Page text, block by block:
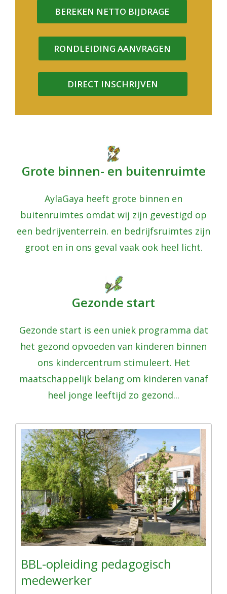
BEREKEN NETTO BIJDRAGE
RONDLEIDING AANVRAGEN
DIRECT INSCHRIJVEN
Grote binnen- en buitenruimte
AylaGaya heeft grote binnen en
buitenruimtes omdat wij zijn gevestigd op
een bedrijventerrein. en bedrijfsruimtes zijn
groot en in ons geval vaak ook heel licht.
Gezonde start
Gezonde start is een uniek programma dat
het gezond opvoeden van kinderen binnen
ons kindercentrum stimuleert. Het
maatschappelijk belang om kinderen vanaf
heel jonge leeftijd zo gezond...
BBL-opleiding pedagogisch
medewerker